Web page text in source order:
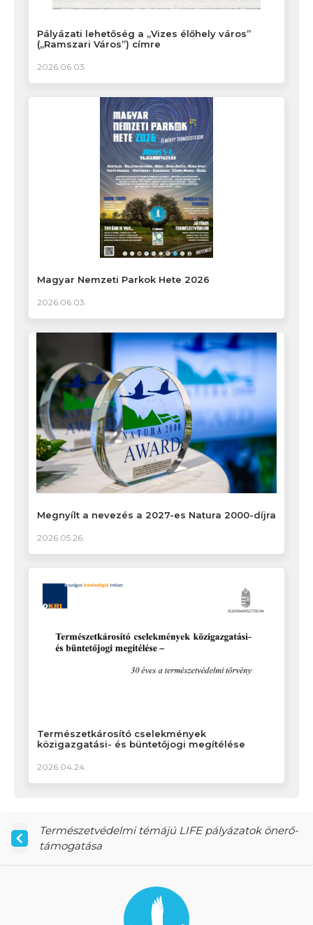
Pályázati lehetőség a „Vizes élőhely város”
(„Ramszari Város”) címre
2026.06.03.
Magyar Nemzeti Parkok Hete 2026
2026.06.03.
Megnyílt a nevezés a 2027-es Natura 2000-díjra
2026.05.26.
Természetkárosító cselekmények
közigazgatási- és büntetőjogi megítélése
2026.04.24.
Természetvédelmi témájú LIFE pályázatok önerő-
támogatása